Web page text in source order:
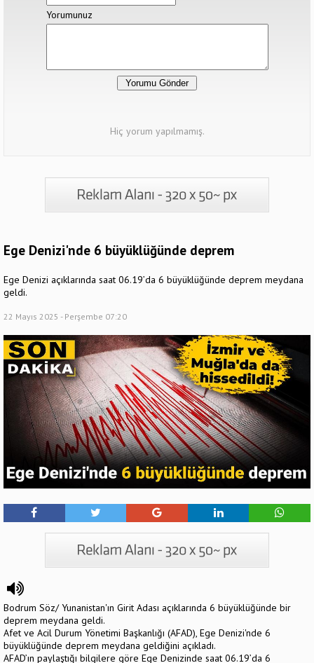
Yorumunuz
Hiç yorum yapılmamış.
Ege Denizi'nde 6 büyüklüğünde deprem
Ege Denizi açıklarında saat 06.19’da 6 büyüklüğünde deprem meydana
geldi.
22 Mayıs 2025 - Perşembe 07:20
Bodrum Söz/ Yunanistan'ın Girit Adası açıklarında 6 büyüklüğünde bir
deprem meydana geldi.
Afet ve Acil Durum Yönetimi Başkanlığı (AFAD), Ege Denizi'nde 6
büyüklüğünde deprem meydana geldiğini açıkladı.
AFAD’ın paylaştığı bilgilere göre Ege Denizinde saat 06.19’da 6